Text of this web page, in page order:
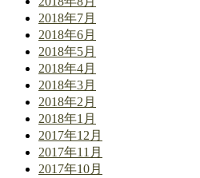
2018年7月
2018年6月
2018年5月
2018年4月
2018年3月
2018年2月
2018年1月
2017年12月
2017年11月
2017年10月